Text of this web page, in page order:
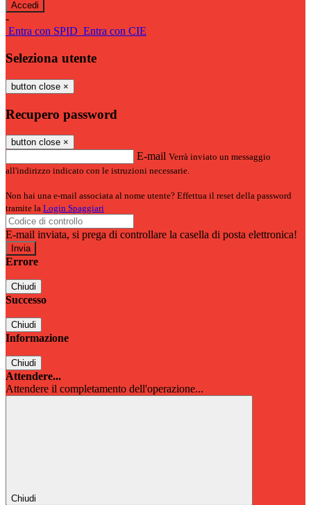
-
Entra con SPID Entra con CIE
Seleziona utente
button close ×
Recupero password
button close ×
E-mail Verrà inviato un messaggio
all'indirizzo indicato con le istruzioni necessarie.
Non hai una e-mail associata al nome utente? Effettua il reset della password
tramite la Login Spaggiari
E-mail inviata, si prega di controllare la casella di posta elettronica!
Errore
Chiudi
Successo
Chiudi
Informazione
Chiudi
Attendere...
Attendere il completamento dell'operazione...
Chiudi